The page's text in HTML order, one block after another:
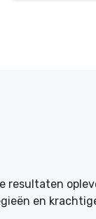
resultaten
en